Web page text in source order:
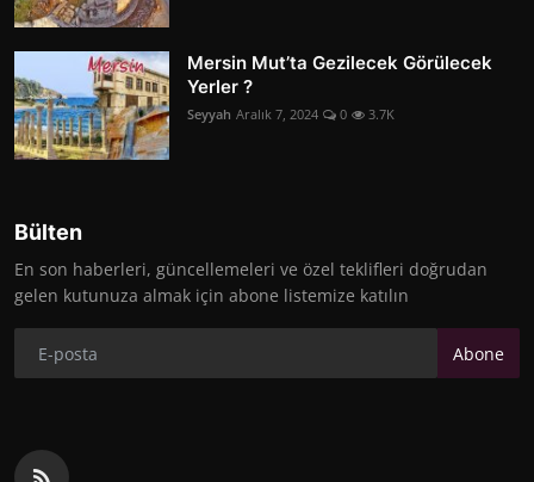
Mersin Mut’ta Gezilecek Görülecek
Yerler ?
Seyyah Aralık 7, 2024 0 3.7K
Bülten
En son haberleri, güncellemeleri ve özel teklifleri doğrudan
gelen kutunuza almak için abone listemize katılın
Abone